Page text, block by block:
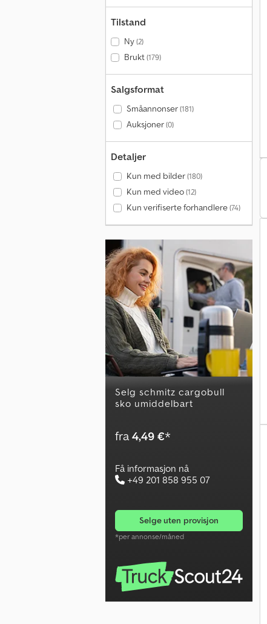
Tilstand
Ny(2)
Brukt(179)
Salgsformat
Småannonser(181)
Auksjoner(0)
Detaljer
Kun med bilder(180)
Kun med video(12)
Kun verifiserte forhandlere(74)
Selg schmitz cargobull
sko umiddelbart
fra4,49 €*
Få informasjon nå
+49 201 858 955 07
selge uten provisjon
*per annonse/måned
Kögel S24 Renders Roc